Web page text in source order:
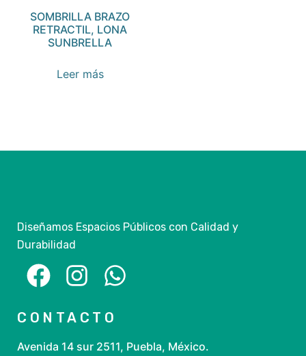
SOMBRILLA BRAZO
RETRACTIL, LONA
SUNBRELLA
Leer más
Diseñamos Espacios Públicos con Calidad y
Durabilidad
CONTACTO
Avenida 14 sur 2511, Puebla, México.